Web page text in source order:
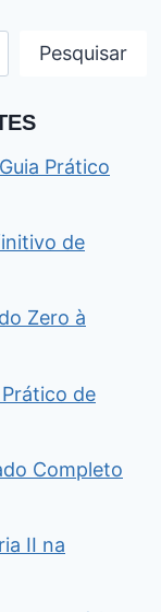
Pesquisar
Prático
de
Zero à
de
Completo
II na